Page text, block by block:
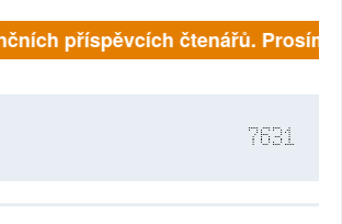
příspěvcích čtenářů. Prosíme,
7631